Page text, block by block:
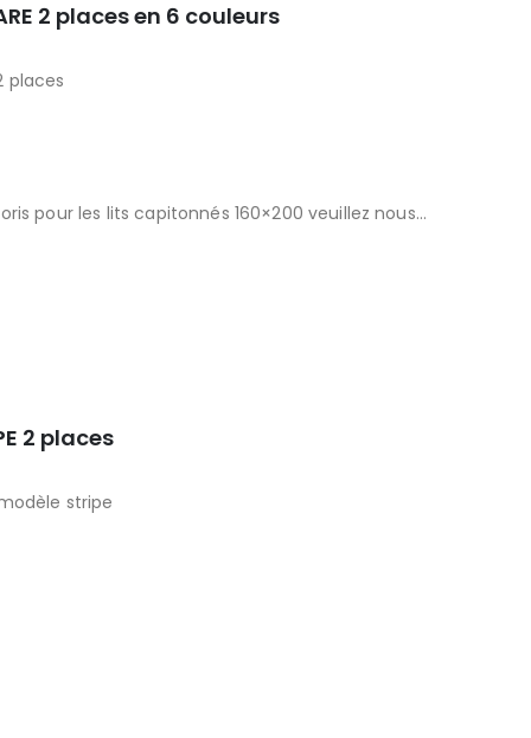
2 places en 6 couleurs
places
pour les lits capitonnés 160×200 veuillez nous…
2 places
stripe
les autres couleurs